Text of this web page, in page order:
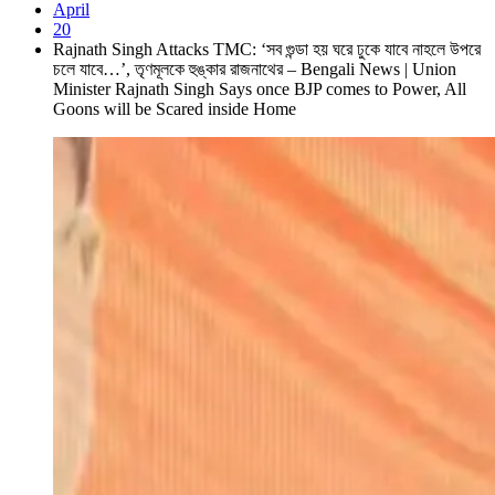
April
20
Rajnath Singh Attacks TMC: ‘সব গুন্ডা হয় ঘরে ঢুকে যাবে নাহলে উপরে
চলে যাবে…’, তৃণমূলকে হুঙ্কার রাজনাথের – Bengali News | Union
Minister Rajnath Singh Says once BJP comes to Power, All
Goons will be Scared inside Home